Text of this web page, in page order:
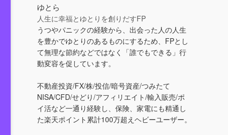
ゆとら
人生に幸福とゆとりを創りだすFP
うつやパニックの経験から、出会った人の人生
を豊かでゆとりのあるものにするため、FPとし
て無理な節約などではなく「誰でもできる」行
動変容を促しています。
不動産投資/FX/株/投信/暗号資産/つみたて
NISA/CFD/せどり/アフィリエイト/輸入販売/ポ
イ活など一通り経験し、保険、家電にも精通し
た楽天ポイント累計100万超えヘビーユーザー。